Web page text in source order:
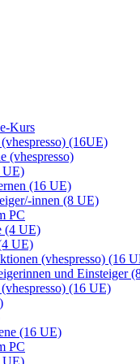
Kurs
(16UE)
(vhespresso)
UE)
(16 UE)
innen (8 UE)
PC
(4 UE)
UE)
(vhespresso) (16
und Einsteiger
(16 UE)
(16 UE)
PC
UE)